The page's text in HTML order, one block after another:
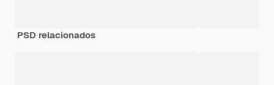
PSD relacionados